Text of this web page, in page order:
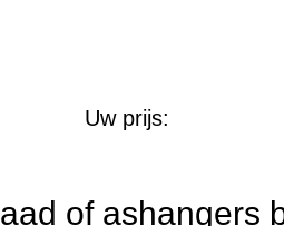
Uw prijs:
of ashangers